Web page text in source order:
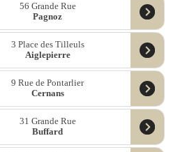
56 Grande Rue
Pagnoz
3 Place des Tilleuls
Aiglepierre
9 Rue de Pontarlier
Cernans
31 Grande Rue
Buffard